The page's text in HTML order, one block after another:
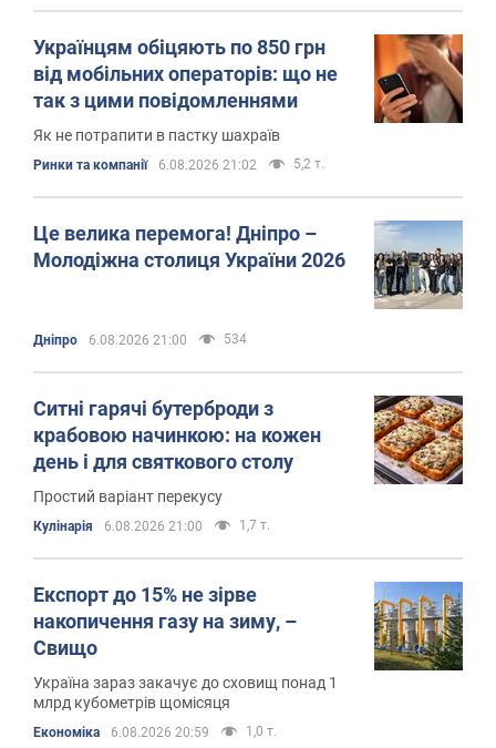
Українцям обіцяють по 850 грн
від мобільних операторів: що не
так з цими повідомленнями
Як не потрапити в пастку шахраїв
Ринки та компанії 6.08.2026 21:02 5,2 т.
Це велика перемога! Дніпро –
Молодіжна столиця України 2026
Дніпро 6.08.2026 21:00 534
Ситні гарячі бутерброди з
крабовою начинкою: на кожен
день і для святкового столу
Простий варіант перекусу
Кулінарія 6.08.2026 21:00 1,7 т.
Експорт до 15% не зірве
накопичення газу на зиму, –
Свищо
Україна зараз закачує до сховищ понад 1
млрд кубометрів щомісяця
Економіка 6.08.2026 20:59 1,0 т.